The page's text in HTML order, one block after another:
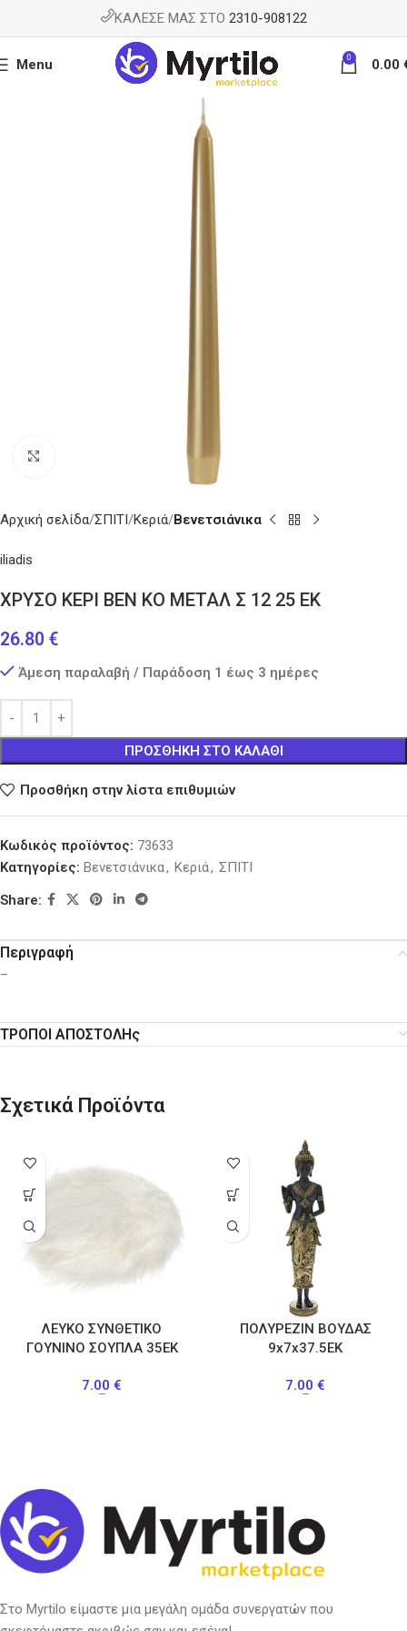
ΚΑΛΕΣΕ ΜΑΣ ΣΤΟ 2310-908122
Menu 0 0.00
Κάντε κλικ για μεγέθυνση
Αρχική σελίδα ΣΠΙΤΙ Κεριά Βενετσιάνικα
iliadis
ΧΡΥΣΟ ΚΕΡΙ ΒΕΝ ΚΟ ΜΕΤΑΛ Σ 12 25 ΕΚ
26.80 €
Άμεση παραλαβή / Παράδοση 1 έως 3 ημέρες
ΠΡΟΣΘΉΚΗ ΣΤΟ ΚΑΛΆΘΙ
Προσθήκη στην λίστα επιθυμιών
Κωδικός προϊόντος: 73633
Κατηγορίες: Βενετσιάνικα, Κεριά, ΣΠΙΤΙ
Share:
Περιγραφή
–
ΤΡΟΠΟΙ ΑΠΟΣΤΟΛΗς
Σχετικά Προϊόντα
ΛΕΥΚΟ ΣΥΝΘΕΤΙΚΟ
ΓΟΥΝΙΝΟ ΣΟΥΠΛΑ 35ΕΚ
7.00 €
–
ΠΟΛΥΡΕΖΙΝ ΒΟΥΔΑΣ
9x7x37.5EK
7.00 €
–
Στο Myrtilo είμαστε μια μεγάλη ομάδα συνεργατών που